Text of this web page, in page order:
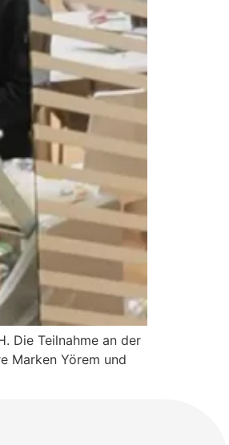
Die Teilnahme an der
Marken Yörem und